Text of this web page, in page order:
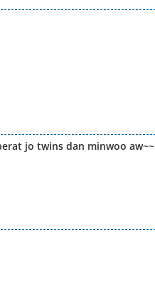
jo twins dan minwoo aw~~